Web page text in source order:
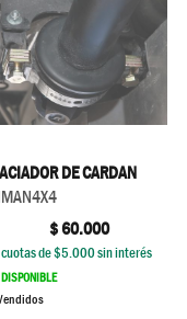
DE CARDAN
$60.000
cuotas de $5.000sin interés